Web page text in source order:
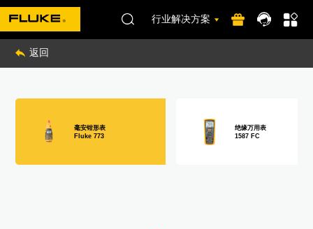
行业解决方案
返回
毫安钳形表
Fluke 773
绝缘万用表
1587 FC